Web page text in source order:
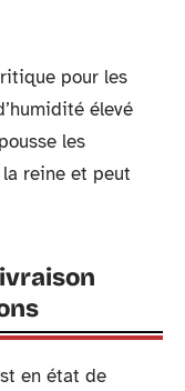
pour les
élevé
les
reine et peut
en état de